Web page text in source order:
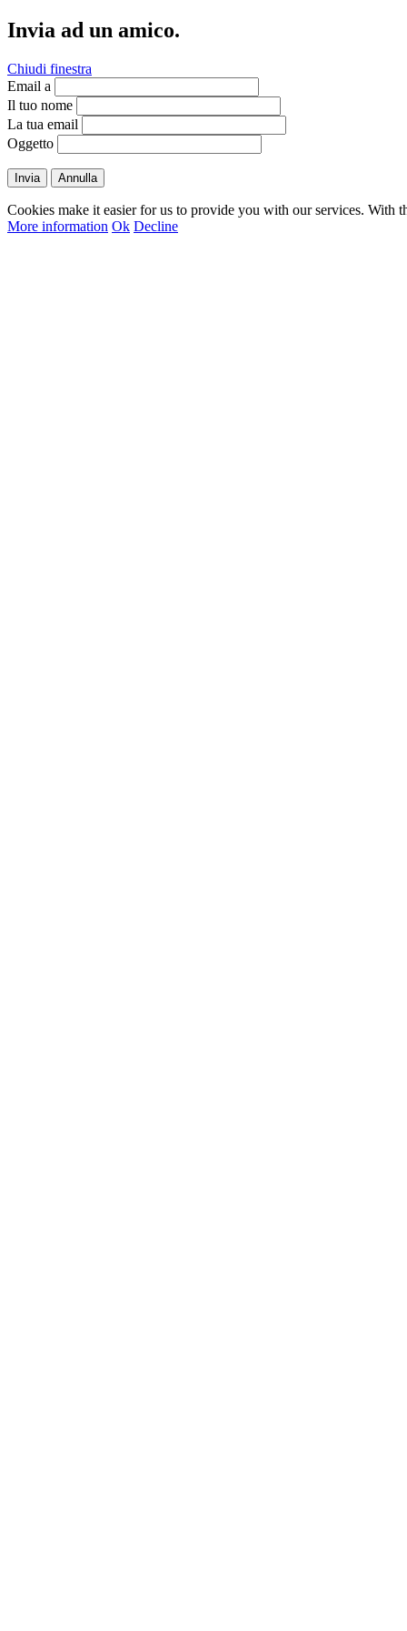
Invia ad un amico.
Chiudi finestra
Email a
Il tuo nome
La tua email
Oggetto
Invia Annulla
Cookies make it easier for us to provide you with our services. With
More information Ok Decline